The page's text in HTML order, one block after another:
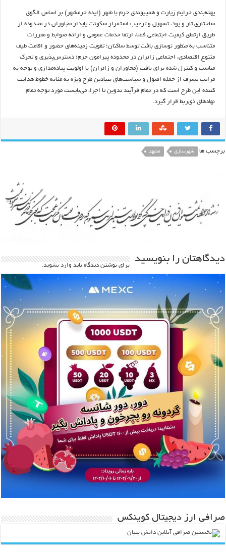
پهنه‌بندی حرایم زیارت و همپیوندی حرم با شهر (ایده حرمشهر) بر اساس الگوی
ساختاری تار و پود، تسهیل و ترغیب استمرار سکونت پایدار مجاوران در محدوده از
طریق ارتقای کیفیت اجتماعی فضا، ارتقا خدمات عمومی و ارائه ضوابط و مقررات
متناسب به منظور نوسازی بافت توسط ساکنان؛ تقویت زمینه‌های حضور و اقامت طیف
متنوع اقتصادی، اجتماعی زائران در محدوده پیرامون حرم؛ دسترس‌پذیری و تحرک
مناسب و کنترل شده برای بافت (مجاوران و زائران) با اولویت پیاده‌مداری و توجه به
مراتب تشرف از جمله اصول و سیاست‌های بنیادین طرح ویژه به مثابه خطوط هدایت
کننده این طرح است که در تمام فرآیند تدوین تا اجرا، می‌بایست مورد توجه تمام
نهادهای ذی‌ربط قرار گیرد.
برچسب ها شهرسازی مشهد
دیدگاهتان را بنویسید
برای نوشتن دیدگاه باید وارد بشوید.
صرافی ارز دیجیتال کوینکس